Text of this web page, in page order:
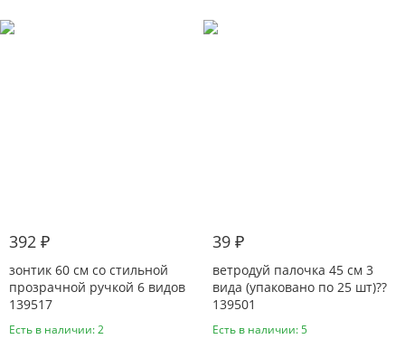
392 ₽
зонтик 60 см со стильной
прозрачной ручкой 6 видов
139517
Есть в наличии: 2
39 ₽
ветродуй палочка 45 см 3
вида (упаковано по 25 шт)??
139501
Есть в наличии: 5